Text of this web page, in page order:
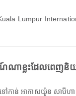
ពី Kuala Lumpur
ណាខ្លះដែលពេញនិ
រើនទៅកាន់ អាកាសយ៉ូន សា